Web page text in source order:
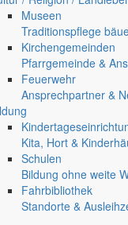
Museen
Traditionspflege
Kirchengemeinden
Pfarrgemeinde &
Feuerwehr
Ansprechpartner &
Kita, Hort &
Schulen
Bildung ohne weite
Fahrbibliothek
Standorte &